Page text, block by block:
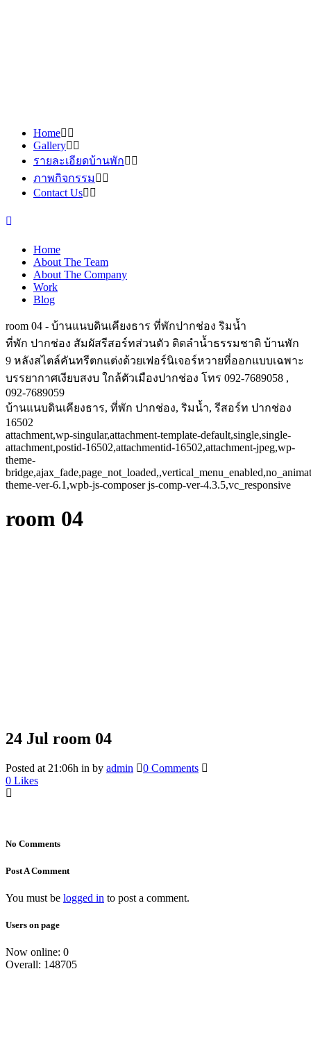
Home
Gallery
รายละเอียดบ้านพัก
ภาพกิจกรรม
Contact Us
Home
About The Team
About The Company
Work
Blog
room 04 - บ้านแนบดินเคียงธาร ที่พักปากช่อง ริมน้ำ
ที่พัก ปากช่อง สัมผัสรีสอร์ทส่วนตัว ติดลำน้ำธรรมชาติ บ้านพัก
9 หลังสไตล์คันทรีตกแต่งด้วยเฟอร์นิเจอร์หวายที่ออกแบบเฉพาะ
บรรยากาศเงียบสงบ ใกล้ตัวเมืองปากช่อง โทร 092-7689058 ,
092-7689059
บ้านแนบดินเคียงธาร, ที่พัก ปากช่อง, ริมน้ำ, รีสอร์ท ปากช่อง
16502
attachment,wp-singular,attachment-template-default,single,single-
attachment,postid-16502,attachmentid-16502,attachment-jpeg,wp-
theme-
theme-ver-6.1,wpb-js-composer js-comp-ver-4.3.5,vc_responsive
room 04
24 Jul room 04
Posted at 21:06h in by admin
0 Comments
0 Likes
No Comments
Post A Comment
You must be logged in to post a comment.
Users on page
Now online: 0
Overall: 148705